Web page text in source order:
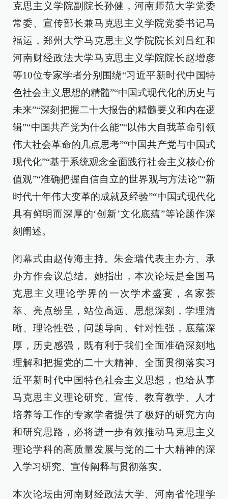
克思主义学院副院长孙健，河南师范大学党委
常委、宣传部长兼马克思主义学院党委书记马
福运，郑州大学马克思主义学院院长刘吕红和
河南财经政法大学马克思主义学院院长赵增彦
等10位专家学者分别围绕“习近平新时代中国特
色社会主义思想的精髓”“中国式现代化的历史与
未来”“深刻把握二十大报告的精髓要义和内在逻
辑”“中国共产党为什么能”“以伟大自我革命引领
伟大社会革命的几点思考”“中国共产党与中国式
现代化”“基于系统观念全面践行社会主义核心价
值观”“准确把握自信自立的世界观与方法论”“新
时代十年伟大变革的成就及经验”“中国式现代化
具有鲜明而深厚的‘创新’文化底蕴”等论题作深
刻阐述。
闭幕式由赵传海主持。朱金瑞代表主办方、承
办方作会议总结。她指出，本次论坛是全国马
克思主义理论学界的一次学术盛宴，名家荟
萃、亮点纷呈，站位高远、思想深刻，学理清
晰、理论性强，问题导向、针对性强，底蕴深
厚，历史感强，既有利于我们全面准确深刻地
理解和把握党的二十大精神、全面贯彻落实习
近平新时代中国特色社会主义思想，也给从事
马克思主义理论研究、宣传、教育教学、人才
培养等工作的专家学者提供了极好的研究方向
和研究思路，必将进一步有效推动马克思主义
理论学科的高质量发展与党的二十大精神的深
入学习研究、宣传阐释与贯彻落实。
本次论坛由河南财经政法大学、河南省伦理学